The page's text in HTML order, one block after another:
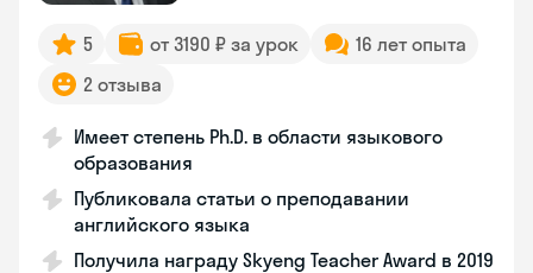
5 от 3190 ₽ за урок
16 лет опыта
2 отзыва
Имеет степень Ph.D. в области языкового
образования
Публиковала статьи о преподавании
английского языка
Получила награду Skyeng Teacher Award в 2019